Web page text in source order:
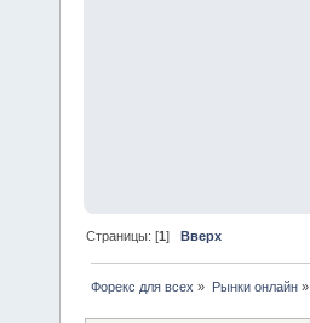
Страницы: [1]Вверх
Форекс для всех » Рынки онлайн»